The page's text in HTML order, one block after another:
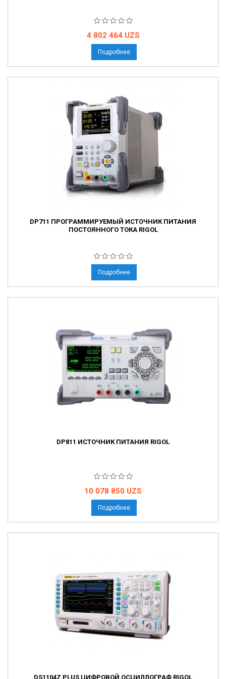
Цена
4 802 464 UZS
Подробнее
DP711 ПРОГРАММИРУЕМЫЙ ИСТОЧНИК ПИТАНИЯ
ПОСТОЯННОГО ТОКА RIGOL
Подробнее
DP811 ИСТОЧНИК ПИТАНИЯ RIGOL
Цена
10 078 850 UZS
Подробнее
DS1104Z PLUS ЦИФРОВОЙ ОСЦИЛЛОГРАФ RIGOL